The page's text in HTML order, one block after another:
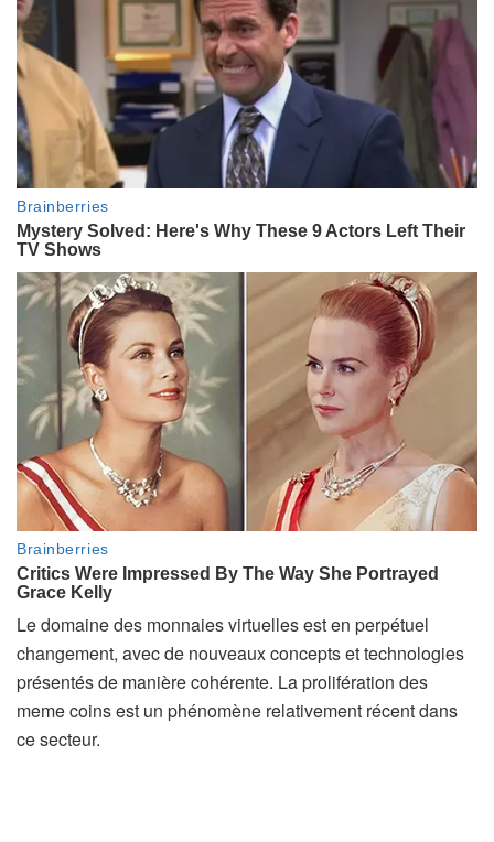
Le domaine des monnaies virtuelles est en perpétuel
changement, avec de nouveaux concepts et technologies
présentés de manière cohérente. La prolifération des
meme coins est un phénomène relativement récent dans
ce secteur.